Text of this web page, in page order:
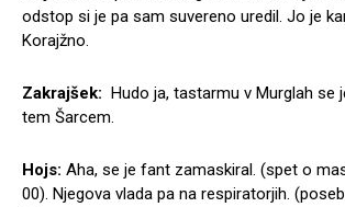
odstop si je pa sam suvereno uredil. Jo je
Korajžno.
Zakrajšek: Hudo ja, tastarmu v Murglah se
tem Šarcem.
Hojs: Aha, se je fant zamaskiral. (spet o
00). Njegova vlada pa na respiratorjih.